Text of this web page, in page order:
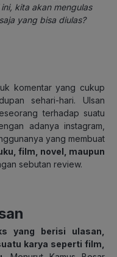
kita akan mengulas
yang bisa diulas?
komentar yang cukup
sehari-hari. Ulsan
terhadap suatu
adanya instagram,
yang membuat
film, novel, maupun
sebutan review.
yang berisi ulasan,
karya seperti film,